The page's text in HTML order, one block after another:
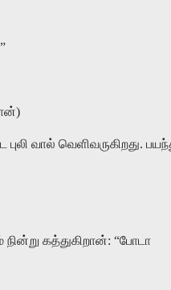
வால் வெளிவருகிறது.
கத்துகிறான்: “போடா